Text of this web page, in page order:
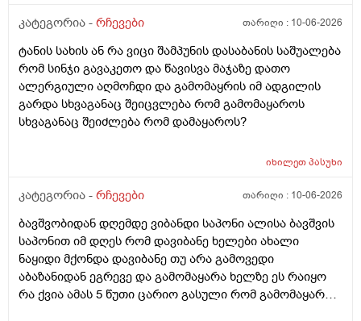
გამონაყარი გაჩნდე რატო არიან მზად ყოფნაში გუშინ
რატო არ აკეთებენ ამ სინდს ყველგან და რატომ
მაინცდამაინც სპეციალურ კლინიკებში რატომ ეს
შენიათ
კატეგორია - რჩევები თარიღი : 10-06-2026
ტანის სახის ან რა ვიცი შამპუნის დასაბანის საშუალება
რომ სინჯი გავაკეთო და წავისვა მაჯაზე დათო
ალერგიული აღმოჩდი და გამომაყრის იმ ადგილის
გარდა სხვაგანაც შეიცვლება რომ გამომაყაროს
სხვაგანაც შეიძლება რომ დამაყაროს?
იხილეთპასუხი
კატეგორია - რჩევები თარიღი : 10-06-2026
ბავშვობიდან დღემდე ვიბანდი საპონი ალისა ბავშვის
საპონით იმ დღეს რომ დავიბანე ხელები ახალი
ნაყიდი მქონდა დავიბანე თუ არა გამოვედი
აბაზანიდან ეგრევე და გამომაყარა ხელზე ეს რაიყო
რა ქვია ამას 5 წუთი ცარიო გასული რომ გამომაყარა